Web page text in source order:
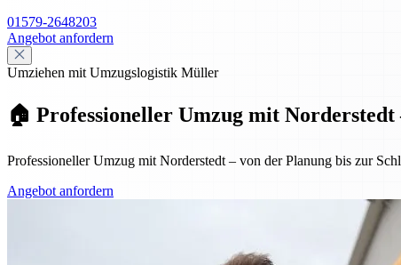
01579-2648203
Angebot anfordern
Umziehen mit Umzugslogistik Müller
🏠 Professioneller Umzug mit
Professioneller Umzug mit Norderstedt – von der Planung bis zur
Angebot anfordern